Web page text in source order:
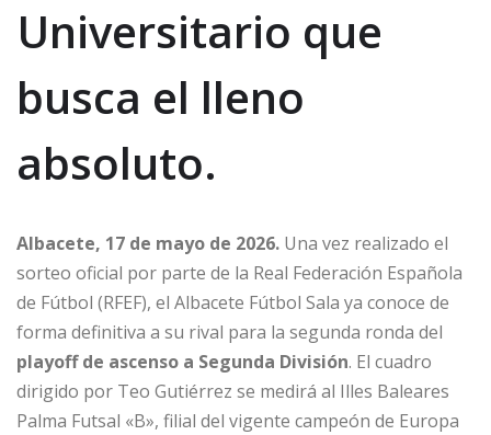
Universitario que
busca el lleno
absoluto.
Albacete, 17 de mayo de 2026. Una vez realizado el
sorteo oficial por parte de la Real Federación Española
de Fútbol (RFEF), el Albacete Fútbol Sala ya conoce de
forma definitiva a su rival para la segunda ronda del
playoff de ascenso a Segunda División. El cuadro
dirigido por Teo Gutiérrez se medirá al Illes Baleares
Palma Futsal «B», filial del vigente campeón de Europa